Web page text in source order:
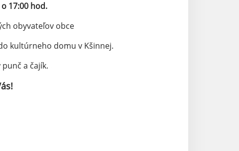
17:00 hod.
obyvateľov obce
kultúrneho domu v Kšinnej.
a čajík.